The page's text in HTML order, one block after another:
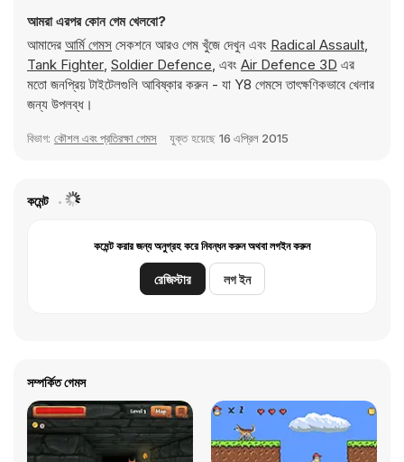
আমরা এরপর কোন গেম খেলবো?
আমাদের আর্মি গেমস সেকশনে আরও গেম খুঁজে দেখুন এবং Radical Assault,
Tank Fighter, Soldier Defence, এবং Air Defence 3D এর
মতো জনপ্রিয় টাইটেলগুলি আবিষ্কার করুন - যা Y8 গেমসে তাৎক্ষণিকভাবে খেলার
জন্য উপলব্ধ।
বিভাগ: কৌশল এবং প্রতিরক্ষা গেমস যুক্ত হয়েছে 16 এপ্রিল 2015
কমেন্ট
কমেন্ট করার জন্য অনুগ্রহ করে নিবন্ধন করুন অথবা লগইন করুন
রেজিস্টার লগ ইন
সম্পর্কিত গেমস